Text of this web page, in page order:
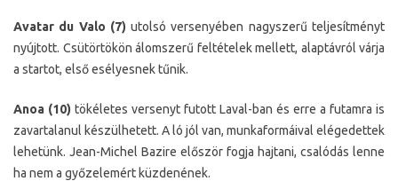
Avatar du Valo (7) utolsó versenyében nagyszerű teljesítményt
nyújtott. Csütörtökön álomszerű feltételek mellett, alaptávról várja
a startot, első esélyesnek tűnik.
Anoa (10) tökéletes versenyt futott Laval-ban és erre a futamra is
zavartalanul készülhetett. A ló jól van, munkaformáival elégedettek
lehetünk. Jean-Michel Bazire először fogja hajtani, csalódás lenne
ha nem a győzelemért küzdenének.